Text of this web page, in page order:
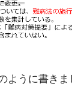
ように書きま